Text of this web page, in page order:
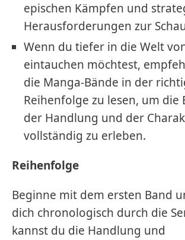
epischen Kämpfen und
Herausforderungen zur
Wenn du tiefer in die Welt
eintauchen möchtest,
die Manga-Bände in der
Reihenfolge zu lesen, um die
der Handlung und der
vollständig zu erleben.
Reihenfolge
Beginne mit dem ersten Band
dich chronologisch durch die
kannst du die Handlung und